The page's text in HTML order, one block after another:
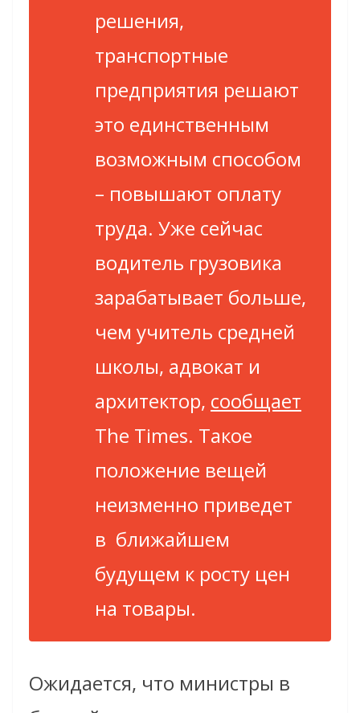
решения,
транспортные
предприятия решают
это единственным
возможным способом
– повышают оплату
труда. Уже сейчас
водитель грузовика
зарабатывает больше,
чем учитель средней
школы, адвокат и
архитектор, сообщает
The Times. Такое
положение вещей
неизменно приведет
в ближайшем
будущем к росту цен
на товары.
Ожидается, что министры в